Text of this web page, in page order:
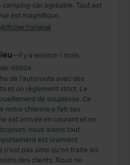
camping-car agréable. Tout est
est magnifique.
Afficher l'original
—il y a environ 1 mois
65604
de l'autoroute avec des
et un règlement strict. Le
de souplesse. Ce
notre chienne a fait ses
est arrivée en courant et en
nous avons tout
est vraiment
n'est pas ainsi qu'on traite les
des clients. Nous ne